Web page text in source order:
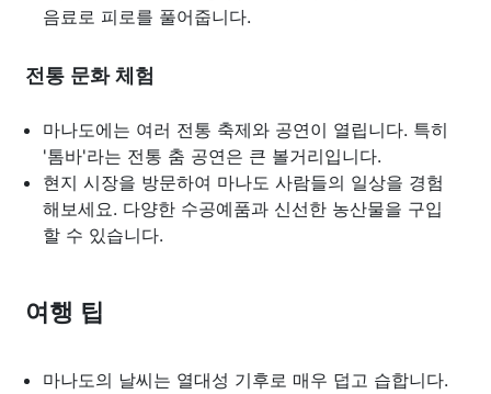
음료로 피로를 풀어줍니다.
전통 문화 체험
마나도에는 여러 전통 축제와 공연이 열립니다. 특히
'톰바'라는 전통 춤 공연은 큰 볼거리입니다.
현지 시장을 방문하여 마나도 사람들의 일상을 경험
해보세요. 다양한 수공예품과 신선한 농산물을 구입
할 수 있습니다.
여행 팁
마나도의 날씨는 열대성 기후로 매우 덥고 습합니다.